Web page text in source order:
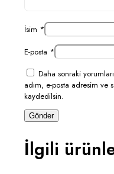
İsim *
E-posta *
Daha sonraki
adım, e-posta adresim ve
kaydedilsin.
İlgili